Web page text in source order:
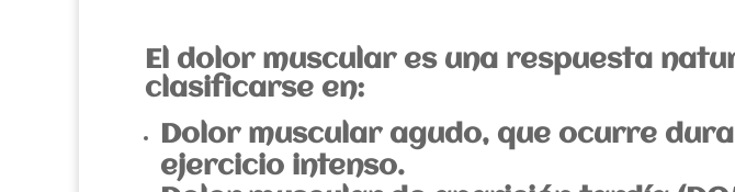
El dolor muscular es una respuesta
clasificarse en:
Dolor muscular agudo, que ocurre
ejercicio intenso.